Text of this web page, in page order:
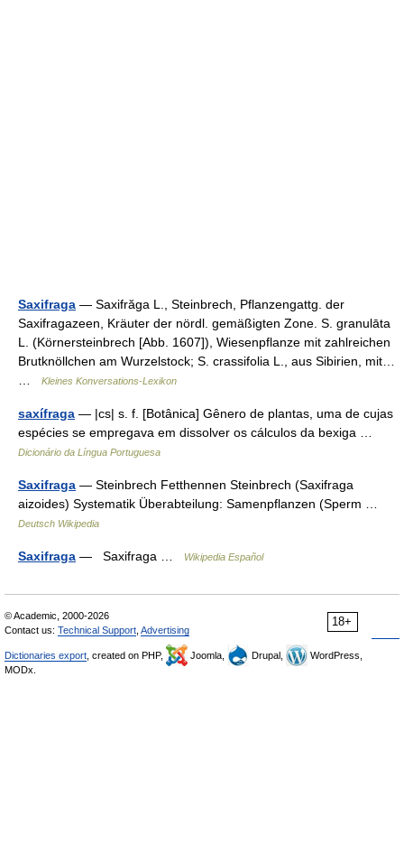
Saxifraga — Saxifrăga L., Steinbrech, Pflanzengattg. der
Saxifragazeen, Kräuter der nördl. gemäßigten Zone. S. granulāta
L. (Körnersteinbrech [Abb. 1607]), Wiesenpflanze mit zahlreichen
Brutknöllchen am Wurzelstock; S. crassifolia L., aus Sibirien, mit…
Kleines Konversations-Lexikon
saxífraga — |cs| s. f. [Botânica] Gênero de plantas, uma de cujas
espécies se empregava em dissolver os cálculos da bexiga …
Dicionário da Língua Portuguesa
Saxifraga — Steinbrech Fetthennen Steinbrech (Saxifraga
aizoides) Systematik Überabteilung: Samenpflanzen (Sperm …
Deutsch Wikipedia
Saxifraga — Saxifraga … Wikipedia Español
18+
© Academic, 2000-2026
Contact us: Technical Support Advertising
Dictionaries export , created on PHP, Joomla, Drupal,
WordPress,
MODx.